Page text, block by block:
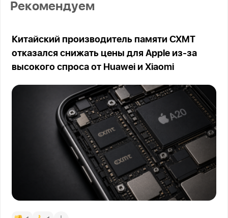
Рекомендуем
Китайский производитель памяти CXMT
отказался снижать цены для Apple из-за
высокого спроса от Huawei и Xiaomi